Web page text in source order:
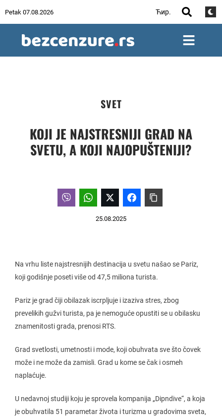
Petak 07.08.2026 Ћир.
SVET
KOJI JE NAJSTRESNIJI GRAD NA
SVETU, A KOJI NAJOPUŠTENIJI?
25.08.2025
Na vrhu liste najstresnijih destinacija u svetu našao se Pariz,
koji godišnje poseti više od 47,5 miliona turista.
Pariz je grad čiji obilazak iscrpljuje i izaziva stres, zbog
prevelikih gužvi turista, pa je nemoguće opustiti se u obilasku
znamenitosti grada, prenosi RTS.
Grad svetlosti, umetnosti i mode, koji obuhvata sve što čovek
može i ne može da zamisli. Grad u kome se čak i osmeh
naplaćuje.
U nedavnoj studiji koju je sprovela kompanija „Dipndive“, a koja
je obuhvatila 51 parametar života i turizma u gradovima sveta,